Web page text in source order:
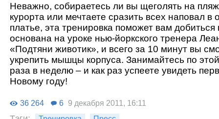
Неважно, собираетесь ли вы щеголять на
курорта или мечтаете сразить всех наповал
платье, эта тренировка поможет вам
основана на уроке нью-йоркского тренера
«Подтяни животик», и всего за 10 минут вы
укрепить мышцы корпуса. Занимайтесь по
раза в неделю – и как раз успеете увидеть
Новому году!
36 264 6 9 декабря 2011, 16:11